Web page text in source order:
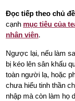
Đọc tiếp theo chủ
cạnh mục tiêu của
nhân viên.
Ngược lại, nếu làm
bị kéo lên sân khấu
toàn người lạ, hoặc
chưa hiểu tinh thần
nhập mà còn làm họ